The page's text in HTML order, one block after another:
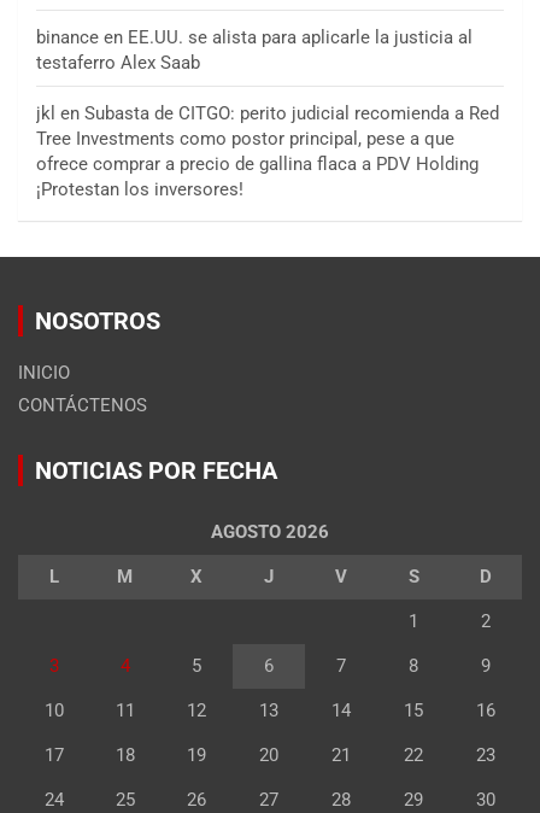
binance en EE.UU. se alista para aplicarle la justicia al
testaferro Alex Saab
jkl en Subasta de CITGO: perito judicial recomienda a Red
Tree Investments como postor principal, pese a que
ofrece comprar a precio de gallina flaca a PDV Holding
¡Protestan los inversores!
NOSOTROS
INICIO
CONTÁCTENOS
NOTICIAS POR FECHA
AGOSTO 2026
L M X J V S D
1 2
3 4 5 6 7 8 9
10 11 12 13 14 15 16
17 18 19 20 21 22 23
24 25 26 27 28 29 30